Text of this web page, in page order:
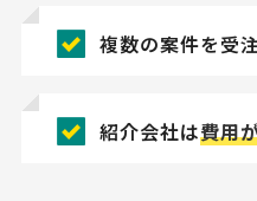
複数の案件を受
紹介会社は費用